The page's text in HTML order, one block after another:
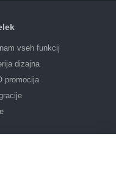
vseh funkcij
dizajna
promocija